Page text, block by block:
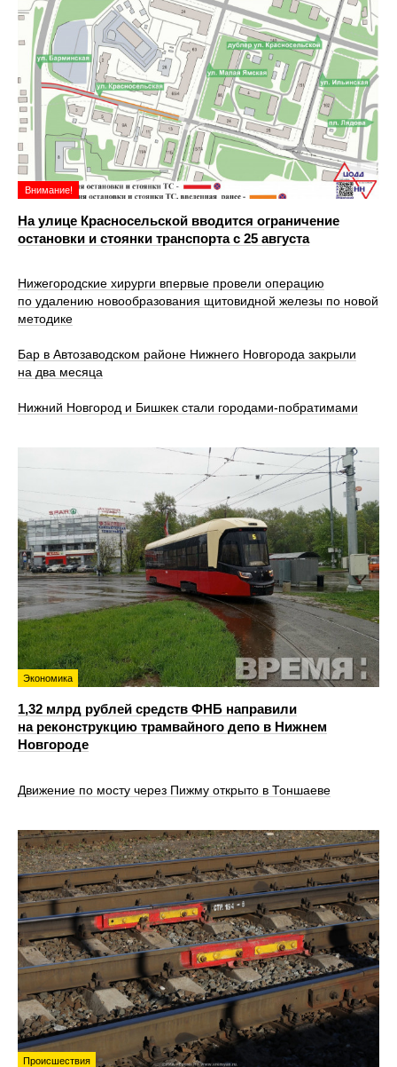
Внимание!
На улице Красносельской вводится ограничение
остановки и стоянки транспорта с 25 августа
Нижегородские хирурги впервые провели операцию
по удалению новообразования щитовидной железы по новой
методике
Бар в Автозаводском районе Нижнего Новгорода закрыли
на два месяца
Нижний Новгород и Бишкек стали городами-побратимами
Экономика
1,32 млрд рублей средств ФНБ направили
на реконструкцию трамвайного депо в Нижнем
Новгороде
Движение по мосту через Пижму открыто в Тоншаеве
Происшествия